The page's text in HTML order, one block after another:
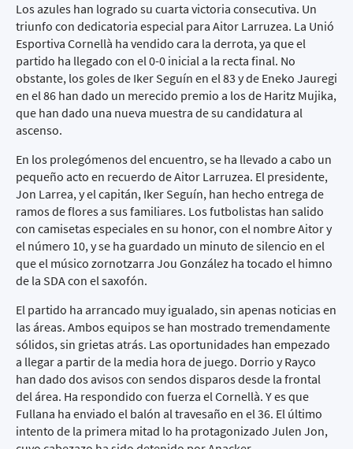
Los azules han logrado su cuarta victoria consecutiva. Un
triunfo con dedicatoria especial para Aitor Larruzea. La Unió
Esportiva Cornellà ha vendido cara la derrota, ya que el
partido ha llegado con el 0-0 inicial a la recta final. No
obstante, los goles de Iker Seguín en el 83 y de Eneko Jauregi
en el 86 han dado un merecido premio a los de Haritz Mujika,
que han dado una nueva muestra de su candidatura al
ascenso.
En los prolegómenos del encuentro, se ha llevado a cabo un
pequeño acto en recuerdo de Aitor Larruzea. El presidente,
Jon Larrea, y el capitán, Iker Seguín, han hecho entrega de
ramos de flores a sus familiares. Los futbolistas han salido
con camisetas especiales en su honor, con el nombre Aitor y
el número 10, y se ha guardado un minuto de silencio en el
que el músico zornotzarra Jou González ha tocado el himno
de la SDA con el saxofón.
El partido ha arrancado muy igualado, sin apenas noticias en
las áreas. Ambos equipos se han mostrado tremendamente
sólidos, sin grietas atrás. Las oportunidades han empezado
a llegar a partir de la media hora de juego. Dorrio y Rayco
han dado dos avisos con sendos disparos desde la frontal
del área. Ha respondido con fuerza el Cornellà. Y es que
Fullana ha enviado el balón al travesaño en el 36. El último
intento de la primera mitad lo ha protagonizado Julen Jon,